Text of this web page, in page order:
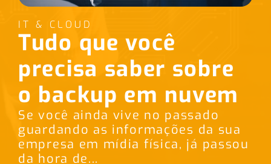
IT & CLOUD
Tudo que você
precisa saber sobre
o backup em nuvem
Se você ainda vive no passado
guardando as informações da sua
empresa em mídia física, já passou
da hora de...